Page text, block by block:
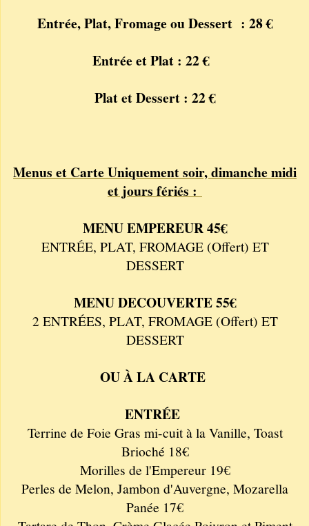
Entrée, Plat, Fromage ou Dessert : 28 €
Entrée et Plat : 22 €
Plat et Dessert : 22 €
Menus et Carte Uniquement soir, dimanche midi
et jours fériés :
MENU EMPEREUR 45€
ENTRÉE, PLAT, FROMAGE (Offert) ET
DESSERT
MENU DECOUVERTE 55€
2 ENTRÉES, PLAT, FROMAGE (Offert) ET
DESSERT
OU À LA CARTE
ENTRÉE
Terrine de Foie Gras mi-cuit à la Vanille, Toast
Brioché 18€
Morilles de l'Empereur 19€
Perles de Melon, Jambon d'Auvergne, Mozarella
Panée 17€